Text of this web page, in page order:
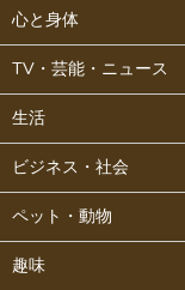
心と身体
TV・芸能・ニュース
生活
ビジネス・社会
ペット・動物
趣味